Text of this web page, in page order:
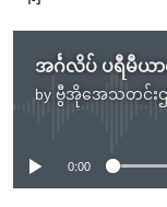
by ဗွီအိုအေသတင်းဌ
No
0:00